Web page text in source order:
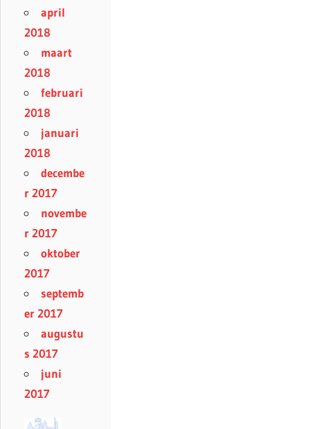
april
2018
maart
2018
februari
2018
januari
2018
decembe
r 2017
novembe
r 2017
oktober
2017
septemb
er 2017
augustu
s 2017
juni
2017